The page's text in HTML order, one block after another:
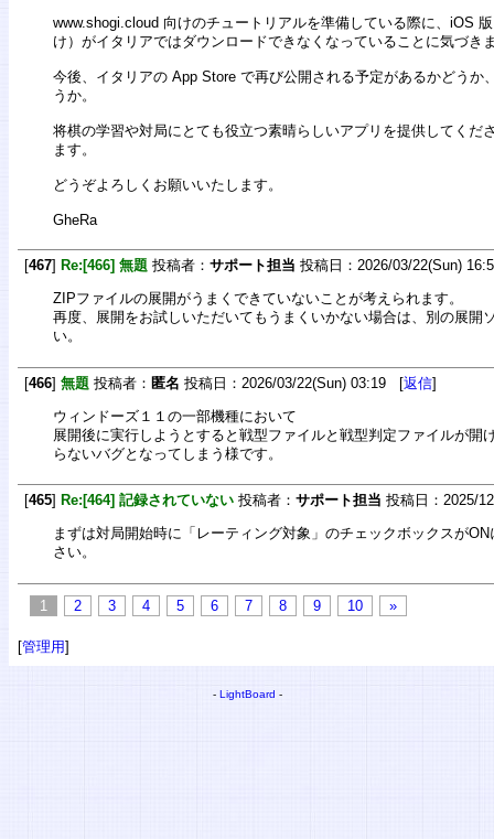
www.shogi.cloud 向けのチュートリアルを準備している際に、iOS
け）がイタリアではダウンロードできなくなっていることに気づき
今後、イタリアの App Store で再び公開される予定があるかどうか
うか。
将棋の学習や対局にとても役立つ素晴らしいアプリを提供してくだ
ます。
どうぞよろしくお願いいたします。
GheRa
[467] Re:[466] 無題 投稿者： サポート担当 投稿日：2026/03/22(Sun)
ZIPファイルの展開がうまくできていないことが考えられます。
再度、展開をお試しいただいてもうまくいかない場合は、別の展開
い。
[466] 無題 投稿者： 匿名 投稿日：2026/03/22(Sun) 03:19 [返信]
ウィンドーズ１１の一部機種において
展開後に実行しようとすると戦型ファイルと戦型判定ファイルが開
らないバグとなってしまう様です。
[465] Re:[464] 記録されていない 投稿者： サポート担当 投稿日：2025/
まずは対局開始時に「レーティング対象」のチェックボックスが
さい。
1 2 3 4 5 6 7 8 9 10 »
[管理用]
- LightBoard -